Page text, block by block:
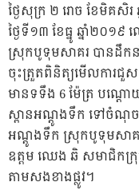
ថ្ងៃសុក្រ ២ រោច ខែមិគសិ
ថ្ងៃទី១៣ ខែធ្នូ ឆ្នាំ២០
ស្រុកបូទុមសាគរ បានដឹក
ចុះត្រួតពិនិត្យមើលការជួ
មានទទឹង 6 ម៉ែត្រ បណ្ដ
ស្ពានអណ្តូងទឹក ទៅចំណុ
អណ្ដូងទឹក ស្រុកបូទុមសាគរ
ឧត្តម ឈេង ឆិ សមាជិកក្រុ
តាមសងខាងផ្លូវ។